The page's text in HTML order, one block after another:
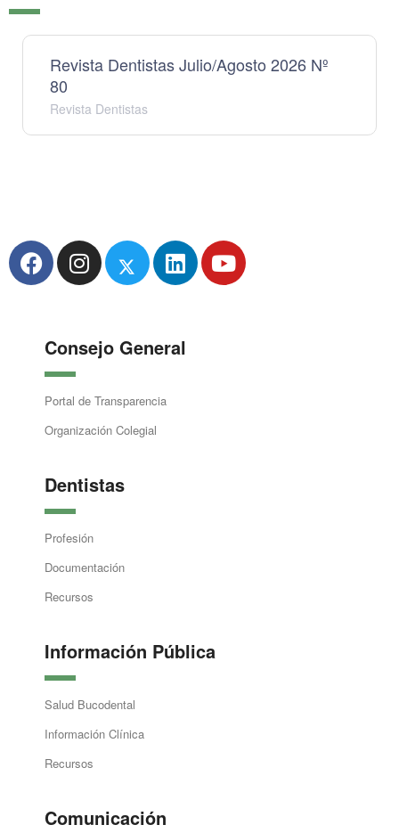
Revista Dentistas Julio/Agosto 2026 Nº
80
Revista Dentistas
Consejo General
Portal de Transparencia
Organización Colegial
Dentistas
Profesión
Documentación
Recursos
Información Pública
Salud Bucodental
Información Clínica
Recursos
Comunicación